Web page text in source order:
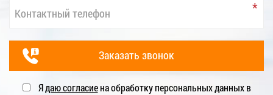
Ядаю согласиена обработку персональных данных в